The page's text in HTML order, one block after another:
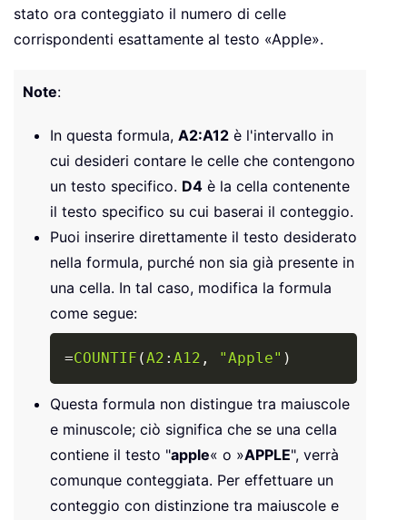
stato ora conteggiato il numero di celle
corrispondenti esattamente al testo «Apple».
Note:
In questa formula, A2:A12 è l'intervallo in
cui desideri contare le celle che contengono
un testo specifico. D4 è la cella contenente
il testo specifico su cui baserai il conteggio.
Puoi inserire direttamente il testo desiderato
nella formula, purché non sia già presente in
una cella. In tal caso, modifica la formula
come segue:
=COUNTIF (A2 : A12 , "Apple" )Copy
Questa formula non distingue tra maiuscole
e minuscole; ciò significa che se una cella
contiene il testo "apple« o »APPLE", verrà
comunque conteggiata. Per effettuare un
conteggio con distinzione tra maiuscole e